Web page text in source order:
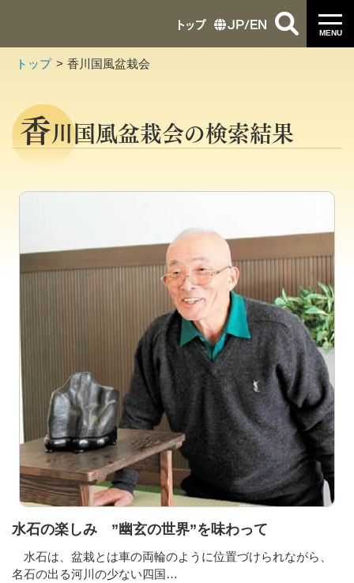
MENU
トップ JP/EN
トップ 香川国風盆栽会
香川国風盆栽会の検索結果
水石の楽しみ ”幽玄の世界”を味わって
水石は、盆栽とは車の両輪のように位置づけられながら、
名石の出る河川の少ない四国…